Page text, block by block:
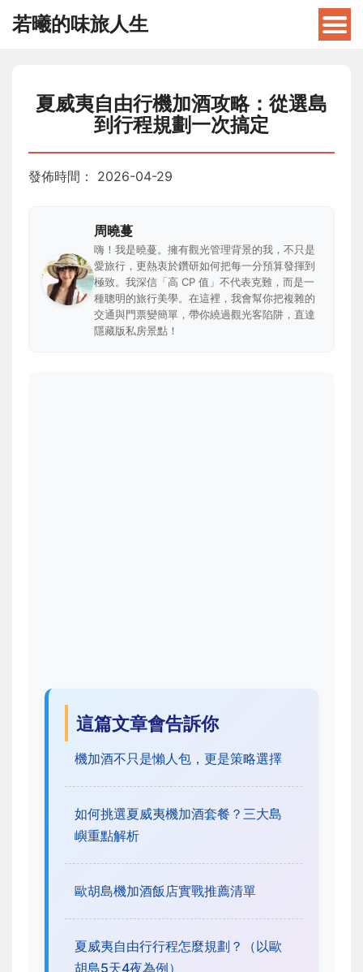
若曦的味旅人生
夏威夷自由行機加酒攻略：從選島
到行程規劃一次搞定
發佈時間： 2026-04-29
周曉蔓
嗨！我是曉蔓。擁有觀光管理背景的我，不只是
愛旅行，更熱衷於鑽研如何把每一分預算發揮到
極致。我深信「高 CP 值」不代表克難，而是一
種聰明的旅行美學。在這裡，我會幫你把複雜的
交通與門票變簡單，帶你繞過觀光客陷阱，直達
隱藏版私房景點！
這篇文章會告訴你
機加酒不只是懶人包，更是策略選擇
如何挑選夏威夷機加酒套餐？三大島
嶼重點解析
歐胡島機加酒飯店實戰推薦清單
夏威夷自由行行程怎麼規劃？（以歐
胡島5天4夜為例）